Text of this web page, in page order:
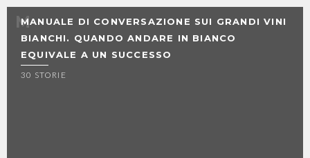
MANUALE DI CONVERSAZIONE SUI GRANDI VINI
BIANCHI. QUANDO ANDARE IN BIANCO
EQUIVALE A UN SUCCESSO
30 STORIE